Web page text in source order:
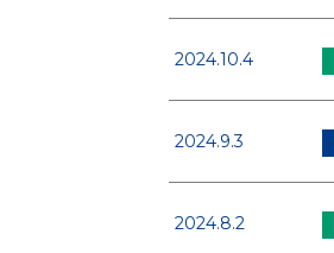
2024.10.4
2024.9.3
2024.8.2